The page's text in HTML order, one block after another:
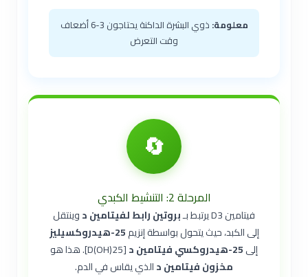
معلومة:
ذوي البشرة الداكنة يحتاجون 3-6 أضعاف
وقت التعرض
🔄
المرحلة 2: التنشيط الكبدي
فيتامين D3 يرتبط بـ بروتين رابط لفيتامين دوينتقل
إلى الكبد، حيث يتحول بواسطة إنزيم25-هيدروكسيليز
إلى25-هيدروكسي فيتامين د
[25(OH)D]. هذا هو
مخزون فيتامين دالذي يقاس في الدم.